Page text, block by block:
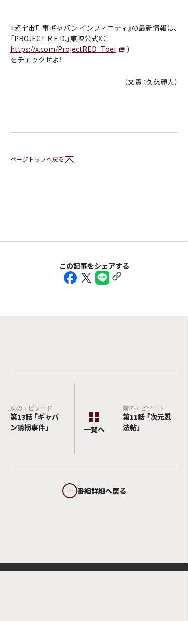
『超宇宙刑事ギャバン インフィニティ』の最新情報は、
「PROJECT R.E.D.」東映公式X（
https://x.com/ProjectRED_Toei
)
をチェックせよ！
（文責 ：久慈麗人）
この記事をシェアする
次のエピソード
第13話 「ギャバ
ン誘拐事件」
前のエピソード
第11話 「次元忍
法帖」